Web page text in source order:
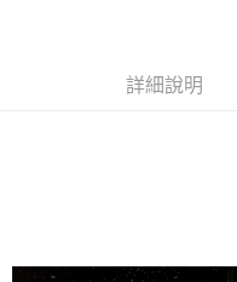
匯豐（台灣）商業銀行
1.本服務由台灣大哥大提供，台
AFTEE先享後付
詳細說明